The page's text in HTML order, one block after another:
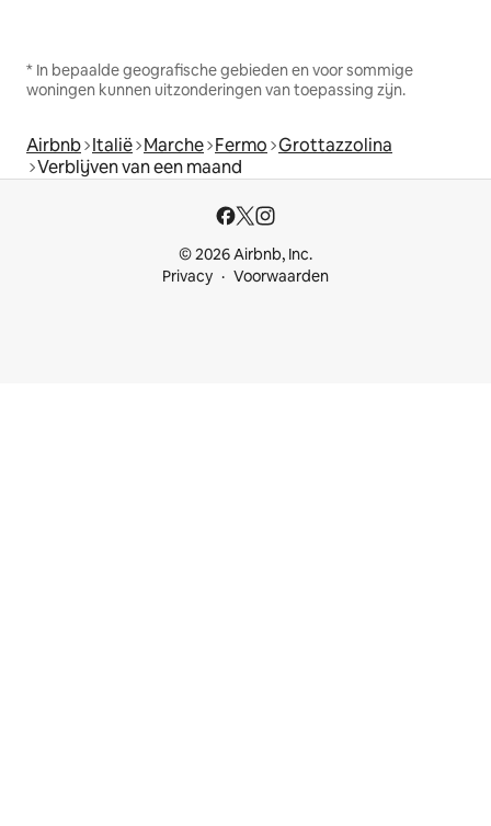
* In bepaalde geografische gebieden en voor sommige
woningen kunnen uitzonderingen van toepassing zijn.
Airbnb Italië Marche Fermo Grottazzolina
Verblijven van een maand
© 2026 Airbnb, Inc.
Privacy
Voorwaarden